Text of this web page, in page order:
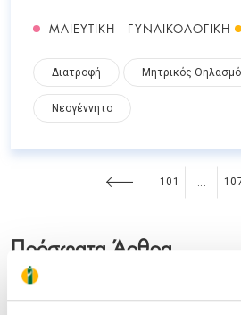
ΜΑΙΕΥΤΙΚΗ - ΓΥΝΑΙΚΟΛΟΓΙΚΗ
Διατροφή Μητρικός
Νεογέννητο
101
Πρόσφατα Άρθρα
11/06/2026